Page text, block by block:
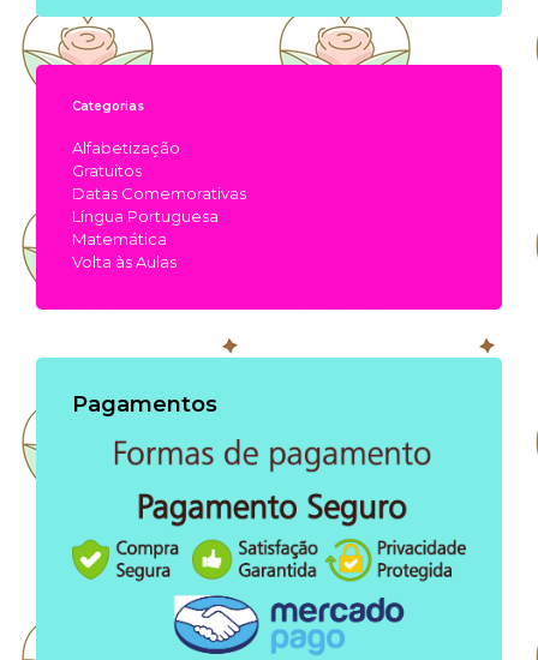
Categorias
Alfabetização
Gratuitos
Datas Comemorativas
Língua Portuguesa
Matemática
Volta às Aulas
Pagamentos